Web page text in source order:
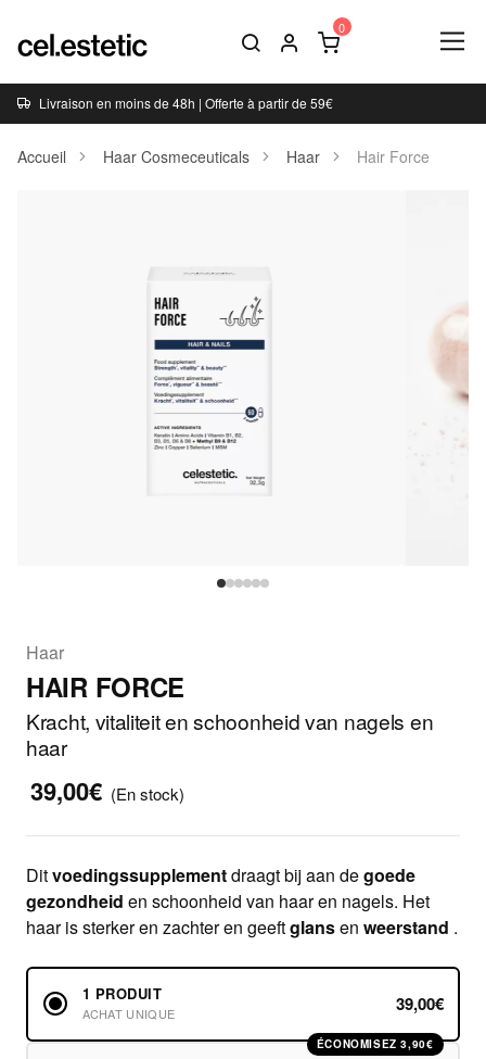
Livraison en moins de 48h | Offerte à partir de 59€
Accueil Haar Cosmeceuticals Haar Hair Force
Haar
HAIR FORCE
Kracht, vitaliteit en schoonheid van nagels en
haar
39,00€ (En stock)
Ditvoedingssupplementdraagt bij aan degoede
gezondheid en schoonheid van haar en nagels. Het
haar is sterker en zachter en geeftglansen weerstand .
1 PRODUIT
ACHAT UNIQUE 39,00€
ÉCONOMISEZ 3,90€